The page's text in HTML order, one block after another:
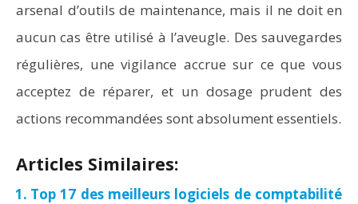
arsenal d’outils de maintenance, mais il ne doit en
aucun cas être utilisé à l’aveugle. Des sauvegardes
régulières, une vigilance accrue sur ce que vous
acceptez de réparer, et un dosage prudent des
actions recommandées sont absolument essentiels.
Articles Similaires:
Top 17 des meilleurs logiciels de comptabilité